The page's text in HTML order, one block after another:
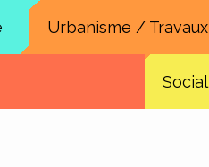
Urbanisme / Travaux
Social